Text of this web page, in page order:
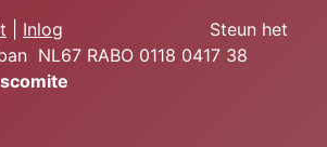
Inlog Steun het
NL67 RABO 0118 0417 38